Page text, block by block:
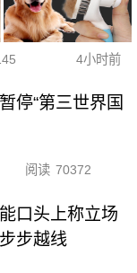
4小时前
停“第三世界国
阅读 70372
口头上称立场
步越线